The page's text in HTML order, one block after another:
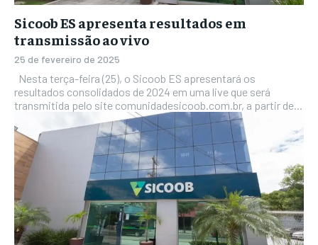
Sicoob ES apresenta resultados em
transmissão ao vivo
25 de fevereiro de 2025
resultados consolidados de 2024 em uma live que será
transmitida pelo site comunidadesicoob.com.br, a partir de...